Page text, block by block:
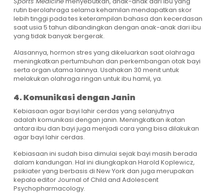
rutin berolahraga selama kehamilan mendapatkan skor
lebih tinggi pada tes keterampilan bahasa dan kecerdasan
saat usia 5 tahun dibandingkan dengan anak-anak dari ibu
yang tidak banyak bergerak.
Alasannya, hormon stres yang dikeluarkan saat olahraga
meningkatkan pertumbuhan dan perkembangan otak bayi
serta organ utama lainnya. Usahakan 30 menit untuk
melakukan olahraga ringan untuk ibu hamil, ya.
4. Komunikasi dengan Janin
Kebiasaan agar bayi lahir cerdas yang selanjutnya
adalah komunikasi dengan janin. Meningkatkan ikatan
antara ibu dan bayi juga menjadi cara yang bisa dilakukan
agar bayi lahir cerdas.
Kebiasaan ini sudah bisa dimulai sejak bayi masih berada
dalam kandungan. Hal ini diungkapkan Harold Koplewicz,
psikiater yang berbasis di New York dan juga merupakan
kepala editor Journal of Child and Adolescent
Psychopharmacology.